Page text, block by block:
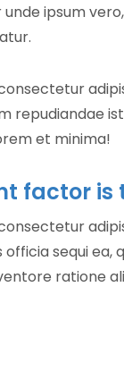
ipsum
repudiandae
et minima!
factor is
sequi
ratione